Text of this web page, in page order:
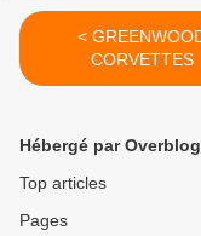
< GREENWOOD
CORVETTES
Hébergé par Overblog
Top articles
Pages